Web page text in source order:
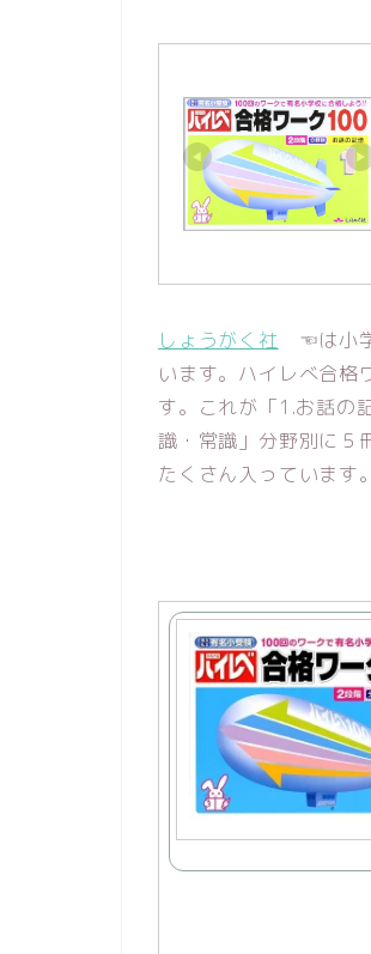
しょうがく社 ☜は小学
います。ハイレべ合格
す。これが「1.お話の
識・常識」分野別に５
たくさん入っています。